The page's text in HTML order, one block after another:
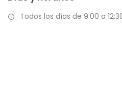
Todos los días de 9:00 a